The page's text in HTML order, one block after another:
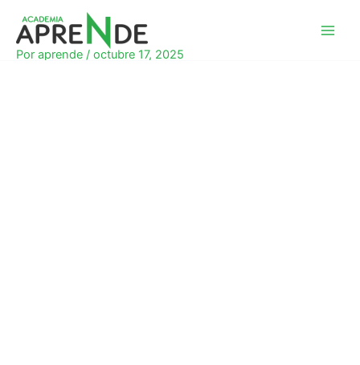
contenido
Por aprende / octubre 17, 2025